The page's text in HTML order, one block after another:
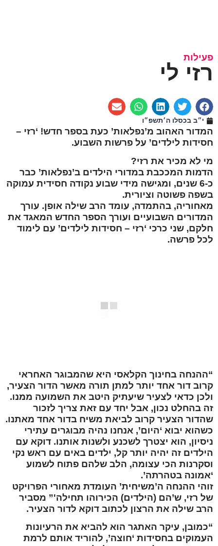
פעילות
רזי לי
י״ב בכסלו ה׳תשפ״ו
המדור האהוב מ’נפלאות’ כעת בספר חדש! ‘רזי –
חסידות לילדים’ על פרשות השבוע.
מי לא מכיר את רזי?
הדמות המככבת במדורי הילדים ב’נפלאות’ כבר
כ-6 שנים, ומגישה מידי שבוע נקודה חסידית עמוקה
בשפה פשוטה וציורית.
מאחוריה, בהתמדה, עומד הרב שילה אופן. עורך
המדורים השבועיים ועורך הספר החדש המאגד את
חלקם, שני כרכי ‘רזי – חסידות לילדים’ עם לימוד
לכל פרשה.
“ההנחה בחינוך הקלאסי היא שהמבוגר האחראי
קרוב דור אחד יותר למתן תורה מאשר הדור הצעיר,
ולכן כדאי לצעיר שיעתיק היטב את השמועה ממנו.
זה בהחלט נכון, אבל יחד עם זאת צריך לזכור
שהדור הצעיר קרוב לביאת משיח בדור אחד מאתנו.
כשהוא יבוא ‘היום’, אנחנו נהיה מבוגרים עתירי
ניסיון, הוא יצטרך לשכנע ולשנות אותנו. דוקא עם
הילדים זה יהיה יותר קל, ילדים באים עם ראש נקי
וסקרנות הכי עצומה, הלב שלהם פתוח לשמוע
‘אמונה בטהרתה’.
זוהי ההנחה ה’משיחית’ העומדת מאחורי הפרויקט
של רזי, ש’הם (הילדים) הכירוהו תחילה'” מסביר
הרב שילה את הרצון לכתוב דוקא לדור הצעיר.
“כמובן, עיקר האתגר הוא להביא את הרעיונות
העמוקים בחסידות ‘חוצה’, להוריד אותם לרמת